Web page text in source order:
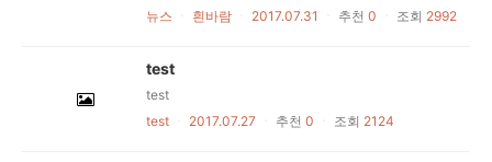
뉴스
흰바람 2017.07.31 추천 0 조회 2992
test
test
test
2017.07.27 추천 0 조회 2124